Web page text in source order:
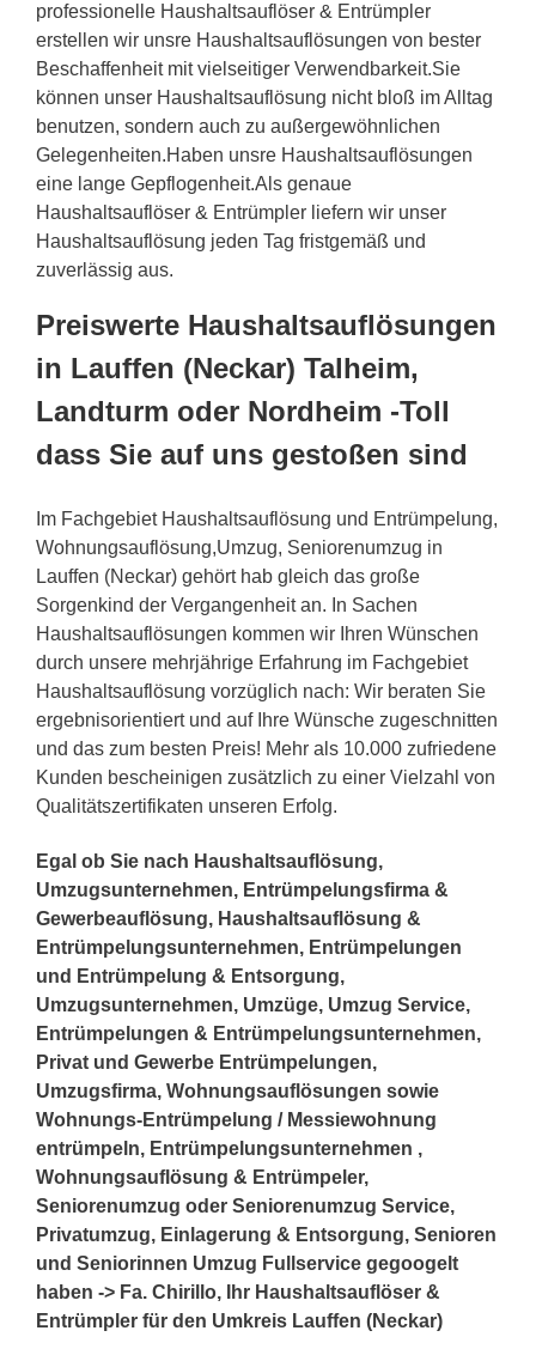
professionelle Haushaltsauflöser & Entrümpler
erstellen wir unsre Haushaltsauflösungen von bester
Beschaffenheit mit vielseitiger Verwendbarkeit.Sie
können unser Haushaltsauflösung nicht bloß im Alltag
benutzen, sondern auch zu außergewöhnlichen
Gelegenheiten.Haben unsre Haushaltsauflösungen
eine lange Gepflogenheit.Als genaue
Haushaltsauflöser & Entrümpler liefern wir unser
Haushaltsauflösung jeden Tag fristgemäß und
zuverlässig aus.
Preiswerte Haushaltsauflösungen
in Lauffen (Neckar) Talheim,
Landturm oder Nordheim -Toll
dass Sie auf uns gestoßen sind
Im Fachgebiet Haushaltsauflösung und Entrümpelung,
Wohnungsauflösung,Umzug, Seniorenumzug in
Lauffen (Neckar) gehört hab gleich das große
Sorgenkind der Vergangenheit an. In Sachen
Haushaltsauflösungen kommen wir Ihren Wünschen
durch unsere mehrjährige Erfahrung im Fachgebiet
Haushaltsauflösung vorzüglich nach: Wir beraten Sie
ergebnisorientiert und auf Ihre Wünsche zugeschnitten
und das zum besten Preis! Mehr als 10.000 zufriedene
Kunden bescheinigen zusätzlich zu einer Vielzahl von
Qualitätszertifikaten unseren Erfolg.
Egal ob Sie nach Haushaltsauflösung,
Umzugsunternehmen, Entrümpelungsfirma &
Gewerbeauflösung, Haushaltsauflösung &
Entrümpelungsunternehmen, Entrümpelungen
und Entrümpelung & Entsorgung,
Umzugsunternehmen, Umzüge, Umzug Service,
Entrümpelungen & Entrümpelungsunternehmen,
Privat und Gewerbe Entrümpelungen,
Umzugsfirma, Wohnungsauflösungen sowie
Wohnungs-Entrümpelung / Messiewohnung
entrümpeln, Entrümpelungsunternehmen ,
Wohnungsauflösung & Entrümpeler,
Seniorenumzug oder Seniorenumzug Service,
Privatumzug, Einlagerung & Entsorgung, Senioren
und Seniorinnen Umzug Fullservice gegoogelt
haben -> Fa. Chirillo, Ihr Haushaltsauflöser &
Entrümpler für den Umkreis Lauffen (Neckar)